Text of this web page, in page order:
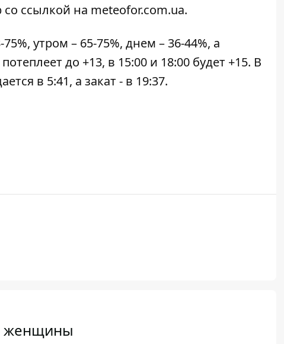
ссылкой на meteofor.com.ua.
утром – 65-75%, днем ​​– 36-44%, а
до +13, в 15:00 и 18:00 будет +15. В
в 5:41, а закат - в 19:37.
женщины